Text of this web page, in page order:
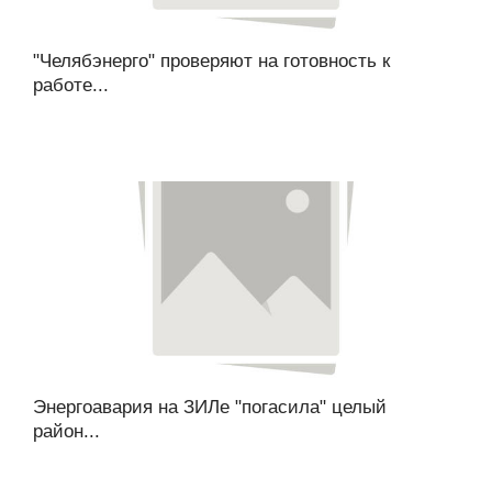
"Челябэнерго" проверяют на готовность к
работе...
Энергоавария на ЗИЛе "погасила" целый
район...